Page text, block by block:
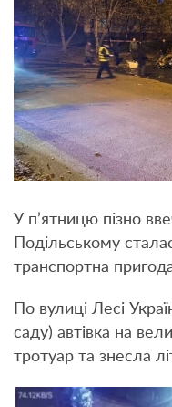
У п’ятницю пізно
Подільському
транспортна
По вулиці Лесі
саду) автівка на
тротуар та знесла
Відеопрогравач